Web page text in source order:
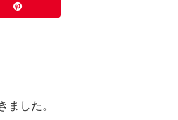
した。